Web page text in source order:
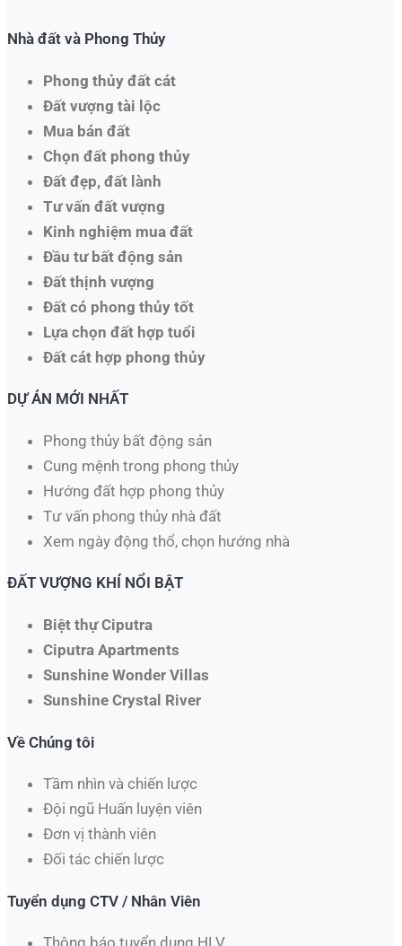
Nhà đất và Phong Thủy
Phong thủy đất cát
Đất vượng tài lộc
Mua bán đất
Chọn đất phong thủy
Đất đẹp, đất lành
Tư vấn đất vượng
Kinh nghiệm mua đất
Đầu tư bất động sản
Đất thịnh vượng
Đất có phong thủy tốt
Lựa chọn đất hợp tuổi
Đất cát hợp phong thủy
DỰ ÁN MỚI NHẤT
Phong thủy bất động sản
Cung mệnh trong phong thủy
Hướng đất hợp phong thủy
Tư vấn phong thủy nhà đất
Xem ngày động thổ, chọn hướng nhà​
ĐẤT VƯỢNG KHÍ NỔI BẬT
Biệt thự Ciputra
Ciputra Apartments
Sunshine Wonder Villas
Sunshine Crystal River
Về Chúng tôi
Tầm nhìn và chiến lược
Đội ngũ Huấn luyện viên
Đơn vị thành viên
Đối tác chiến lược
Tuyển dụng CTV / Nhân Viên